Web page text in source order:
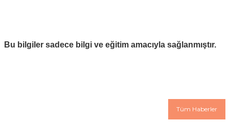
Bu bilgiler sadece bilgi ve eğitim amacıyla sağlanmıştır.
Tüm Haberler